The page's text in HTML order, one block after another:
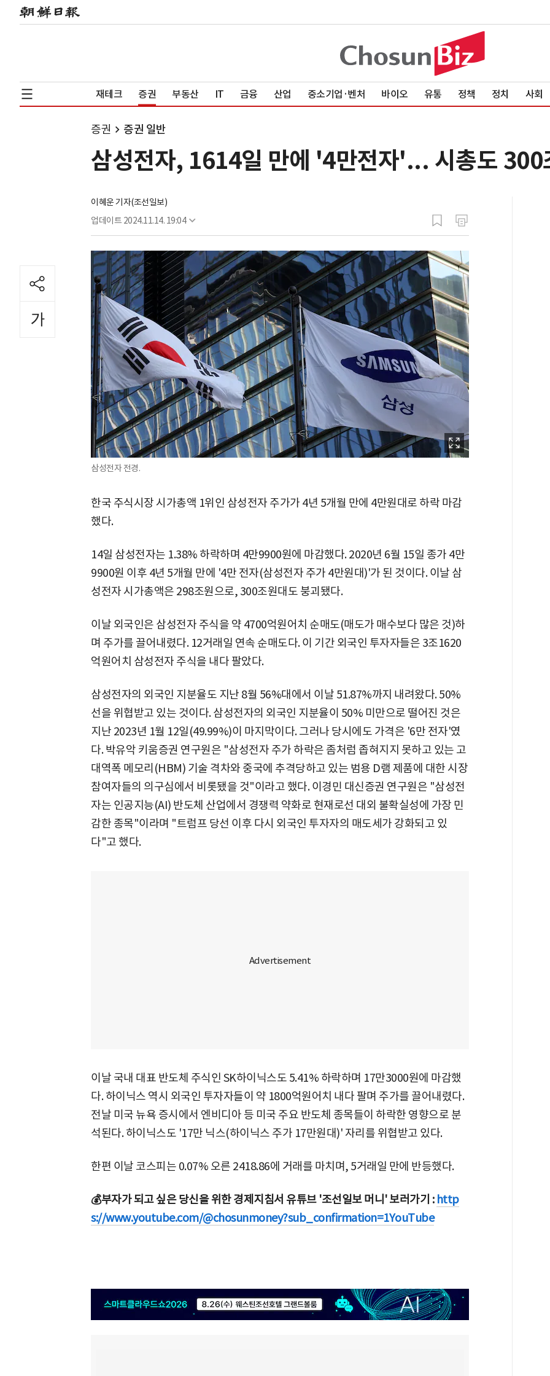
재테크 증권 부동산 IT 금융 산업 중소기업·벤처 바이오 유통 정책 정치 사회
증권 증권 일반
삼성전자, 1614일 만에 '4만전자'... 시총도 300
이혜운 기자(조선일보)
업데이트 2024.11.14. 19:04
삼성전자 전경.
한국 주식시장 시가총액 1위인 삼성전자 주가가 4년 5개월 만에 4만원대로 하락 마감
했다.
14일 삼성전자는 1.38% 하락하며 4만9900원에 마감했다. 2020년 6월 15일 종가 4만
9900원 이후 4년 5개월 만에 '4만 전자(삼성전자 주가 4만원대)'가 된 것이다. 이날 삼
성전자 시가총액은 298조원으로, 300조원대도 붕괴됐다.
이날 외국인은 삼성전자 주식을 약 4700억원어치 순매도(매도가 매수보다 많은 것)하
며 주가를 끌어내렸다. 12거래일 연속 순매도다. 이 기간 외국인 투자자들은 3조1620
억원어치 삼성전자 주식을 내다 팔았다.
삼성전자의 외국인 지분율도 지난 8월 56%대에서 이날 51.87%까지 내려왔다. 50%
선을 위협받고 있는 것이다. 삼성전자의 외국인 지분율이 50% 미만으로 떨어진 것은
지난 2023년 1월 12일(49.99%)이 마지막이다. 그러나 당시에도 가격은 '6만 전자'였
다. 박유악 키움증권 연구원은 "삼성전자 주가 하락은 좀처럼 좁혀지지 못하고 있는 고
대역폭 메모리(HBM) 기술 격차와 중국에 추격당하고 있는 범용 D램 제품에 대한 시장
참여자들의 의구심에서 비롯됐을 것"이라고 했다. 이경민 대신증권 연구원은 "삼성전
자는 인공지능(AI) 반도체 산업에서 경쟁력 약화로 현재로선 대외 불확실성에 가장 민
감한 종목"이라며 "트럼프 당선 이후 다시 외국인 투자자의 매도세가 강화되고 있
다"고 했다.
이날 국내 대표 반도체 주식인 SK하이닉스도 5.41% 하락하며 17만3000원에 마감했
다. 하이닉스 역시 외국인 투자자들이 약 1800억원어치 내다 팔며 주가를 끌어내렸다.
전날 미국 뉴욕 증시에서 엔비디아 등 미국 주요 반도체 종목들이 하락한 영향으로 분
석된다. 하이닉스도 '17만 닉스(하이닉스 주가 17만원대)' 자리를 위협받고 있다.
한편 이날 코스피는 0.07% 오른 2418.86에 거래를 마치며, 5거래일 만에 반등했다.
💰부자가 되고 싶은 당신을 위한 경제지침서 유튜브 '조선일보 머니' 보러가기 : http
s://www.youtube.com/@chosunmoney?sub_confirmation=1YouTube